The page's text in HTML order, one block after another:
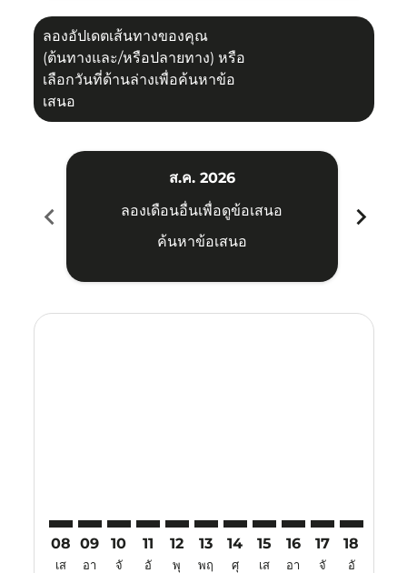
ลองอัปเดตเส้นทางของคุณ
(ต้นทางและ/หรือปลายทาง) หรือ
เลือกวันที่ด้านล่างเพื่อค้นหาข้อ
เสนอ
chevron_left
ส.ค. 2026
ลองเดือนอื่นเพื่อดูข้อเสนอ
ค้นหาข้อเสนอ
chevron_right
08
เส
09
อา
10
จั
11
อั
12
พุ
13
พฤ
14
ศุ
15
เส
16
อา
17
จั
18
อั